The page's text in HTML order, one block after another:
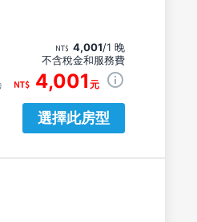
4,001/1 晚
不含稅金和服務費
4,001 元
選擇此房型